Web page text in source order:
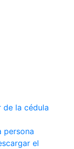
la cédula
persona
el